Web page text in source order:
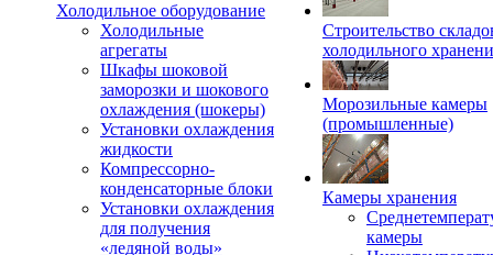
Холодильное оборудование
Холодильные
агрегаты
Шкафы шоковой
заморозки и шокового
охлаждения (шокеры)
Установки охлаждения
жидкости
Компрессорно-
конденсаторные блоки
Установки охлаждения
для получения
«ледяной воды»
Строительство
холодильного
Морозильные камеры
(промышленные)
Камеры хранения
камеры